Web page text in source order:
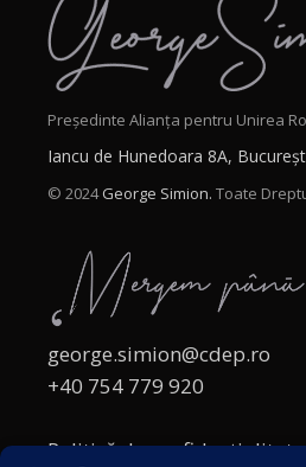
Președinte Alianța pentru Unirea
Iancu de Hunedoara 8A,
© 2024George Simion. Toate
george.simion@cdep.ro
+40 754 779 920
Politică de confidențialitate